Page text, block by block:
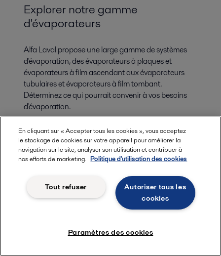
Explorer notre gamme
d'évaporateurs
Alfa Laval propose une large gamme de systèmes
d'évaporation, des évaporateurs à plaques et
évaporateurs à film ascendant aux évaporateurs
tubulaires et évaporateurs à film tombant.
Déterminez ce qui pourrait convenir à vos besoins
d'évaporation.
En cliquant sur « Accepter tous les cookies », vous acceptez
le stockage de cookies sur votre appareil pour améliorer la
navigation sur le site, analyser son utilisation et contribuer à
nos efforts de marketing. Politique d'utilisation des cookies
Autoriser tous les
cookies
Tout refuser
Paramètres des cookies